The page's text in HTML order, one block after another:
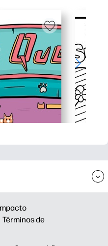
Términos de